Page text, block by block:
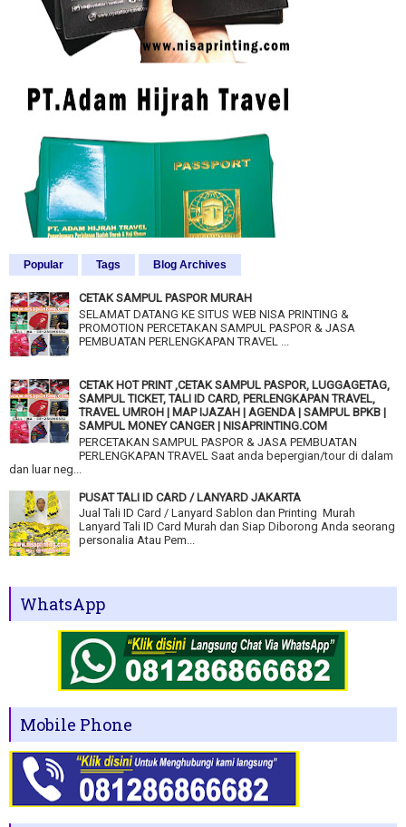
Popular Tags Blog Archives
CETAK SAMPUL PASPOR MURAH
SELAMAT DATANG KE SITUS WEB NISA PRINTING &
PROMOTION PERCETAKAN SAMPUL PASPOR & JASA
PEMBUATAN PERLENGKAPAN TRAVEL ...
CETAK HOT PRINT ,CETAK SAMPUL PASPOR, LUGGAGETAG,
SAMPUL TICKET, TALI ID CARD, PERLENGKAPAN TRAVEL,
TRAVEL UMROH | MAP IJAZAH | AGENDA | SAMPUL BPKB |
SAMPUL MONEY CANGER | NISAPRINTING.COM
PERCETAKAN SAMPUL PASPOR & JASA PEMBUATAN
PERLENGKAPAN TRAVEL Saat anda bepergian/tour di dalam
dan luar neg...
PUSAT TALI ID CARD / LANYARD JAKARTA
Jual Tali ID Card / Lanyard Sablon dan Printing Murah
Lanyard Tali ID Card Murah dan Siap Diborong Anda seorang
personalia Atau Pem...
WhatsApp
Mobile Phone